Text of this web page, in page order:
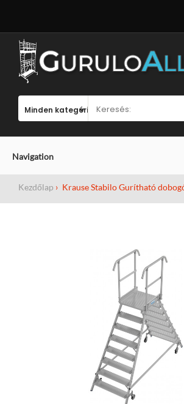
Navigation
Kezdőlap Krause Stabilo Gurítható